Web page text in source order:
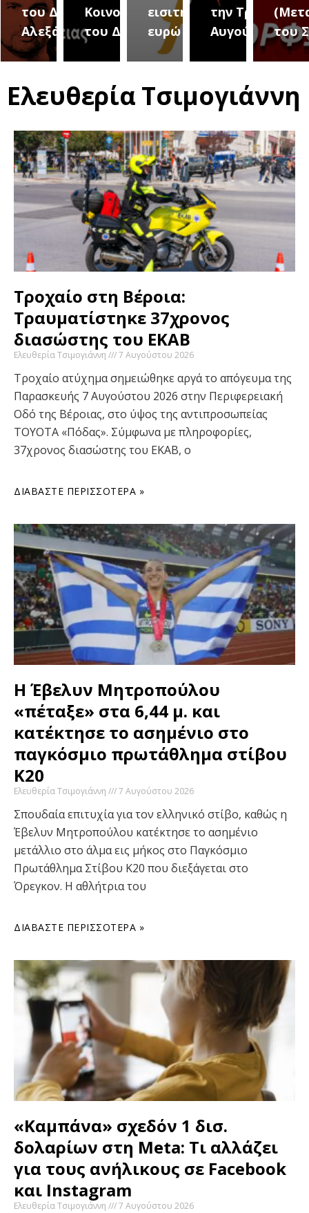
του Δήμου
Αλεξάνδρειας
Κοινοτήτων
του Δήμου
εισιτήριο 2
ευρώ
την Τρίτη 18
Αυγούστουτου
Ελευθερία Τσιμογιάννη
Τροχαίο στη Βέροια:
Τραυματίστηκε 37χρονος
διασώστης του ΕΚΑΒ
Ελευθερία Τσιμογιάννη 7 Αυγούστου 2026
Τροχαίο ατύχημα σημειώθηκε αργά το απόγευμα της
Παρασκευής 7 Αυγούστου 2026 στην Περιφερειακή
Οδό της Βέροιας, στο ύψος της αντιπροσωπείας
TOYOTA «Πόδας». Σύμφωνα με πληροφορίες,
37χρονος διασώστης του ΕΚΑΒ, ο
ΔΙΑΒΆΣΤΕ ΠΕΡΙΣΣΌΤΕΡΑ »
Η Έβελυν Μητροπούλου
«πέταξε» στα 6,44 μ. και
κατέκτησε το ασημένιο στο
παγκόσμιο πρωτάθλημα στίβου
Κ20
Ελευθερία Τσιμογιάννη 7 Αυγούστου 2026
Σπουδαία επιτυχία για τον ελληνικό στίβο, καθώς η
Έβελυν Μητροπούλου κατέκτησε το ασημένιο
μετάλλιο στο άλμα εις μήκος στο Παγκόσμιο
Πρωτάθλημα Στίβου Κ20 που διεξάγεται στο
Όρεγκον. Η αθλήτρια του
ΔΙΑΒΆΣΤΕ ΠΕΡΙΣΣΌΤΕΡΑ »
«Καμπάνα» σχεδόν 1 δισ.
δολαρίων στη Meta: Τι αλλάζει
για τους ανήλικους σε Facebook
και Instagram
Ελευθερία Τσιμογιάννη 7 Αυγούστου 2026